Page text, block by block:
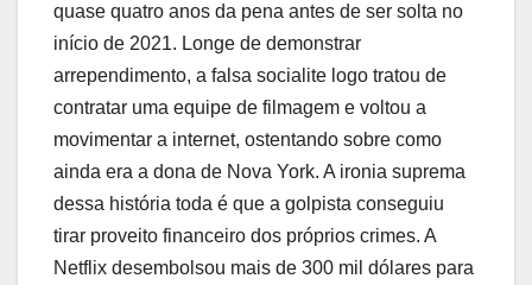
quase quatro anos da pena antes de ser solta no
início de 2021. Longe de demonstrar
arrependimento, a falsa socialite logo tratou de
contratar uma equipe de filmagem e voltou a
movimentar a internet, ostentando sobre como
ainda era a dona de Nova York. A ironia suprema
dessa história toda é que a golpista conseguiu
tirar proveito financeiro dos próprios crimes. A
Netflix desembolsou mais de 300 mil dólares para